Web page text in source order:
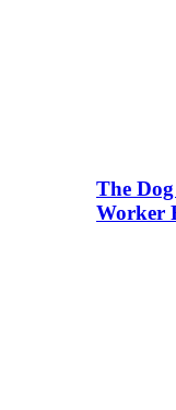
The
Worker